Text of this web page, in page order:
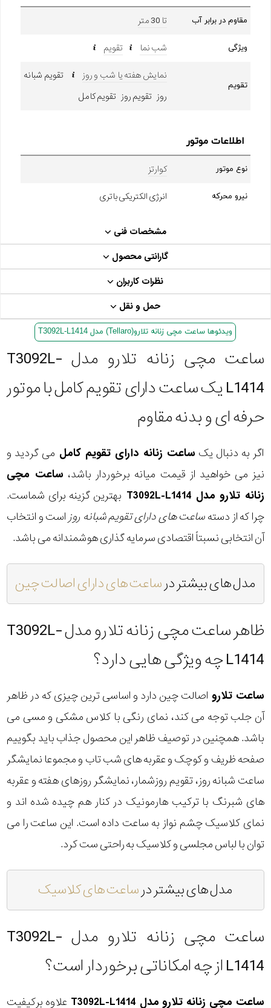
مقاوم در برابر آب تا 30 متر
ویژگی شب نما تقویم
تقویم
نمایش هفته یا شب و روز
تقویم شبانه
روز تقویم روز تقویم کامل
اطلاعات موتور
نوع موتور کوارتز
نیرو محرکه انرژی الکتریکی باتری
مشخصات فنی
گارانتی محصول
نظرات کاربران
حمل و نقل
ویدئوها ساعت مچی زنانه تلارو(Tellaro) مدل T3092L-L1414
ساعت مچی زنانه تلارو مدل T3092L-
L1414 یک ساعت دارای تقویم کامل با موتور
حرفه ای و بدنه مقاوم
اگر به دنبال یک ساعت زنانه دارای تقویم کامل می گردید و
نیز می خواهید از قیمت میانه برخوردار باشد، ساعت مچی
زنانه تلارو مدل T3092L-L1414
بهترین گزینه برای شماست.
چرا که از دستهساعت های دارای تقویم شبانه روز است و انتخاب
آن انتخابی نسبتاً اقتصادی سرمایه گذاری هوشمندانه می باشد.
مدل های بیشتر درساعت های دارای اصالت چین
ظاهر ساعت مچی زنانه تلارو مدل T3092L-
L1414 چه ویژگی هایی دارد؟
ساعت تلارو اصالت چین دارد و اساسی ترین چیزی که در ظاهر
آن جلب توجه می کند، نمای رنگی با کلاس مشکی و مسی می
باشد. همچنین در توصیف ظاهر این محصول جذاب باید بگوییم
صفحه ظریف و کوچک و عقربه های شب تاب و مجموعا نمایشگر
ساعت شبانه روز، تقویم روزشمار، نمایشگر روزهای هفته و عقربه
های شبرنگ با ترکیب هارمونیک در کنار هم چیده شده اند و
نمای کلاسیک چشم نواز به ساعت داده است. این ساعت را می
توان با لباس مجلسی و کلاسیک به راحتی ست کرد.
مدل های بیشتر درساعت های کلاسیک
ساعت مچی زنانه تلارو مدل T3092L-
L1414 از چه امکاناتی برخوردار است؟
ساعت مچی زنانه تلارو مدل T3092L-L1414 علاوه برکیفیت